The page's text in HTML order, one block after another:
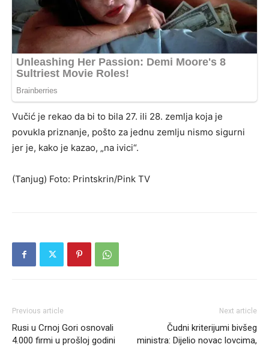
Vučić je rekao da bi to bila 27. ili 28. zemlja koja je
povukla priznanje, pošto za jednu zemlju nismo sigurni
jer je, kako je kazao, „na ivici“.
(Tanjug) Foto: Printskrin/Pink TV
Previous article
Rusi u Crnoj Gori osnovali
4.000 firmi u prošloj godini
Next article
Čudni kriterijumi bivšeg
ministra: Dijelio novac lovcima,